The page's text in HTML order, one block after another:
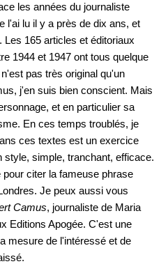
les années du journaliste
l'ai lu il y a près de dix ans, et
165 articles et éditoriaux
1944 et 1947 ont tous quelque
pas très original qu'un
j'en suis bien conscient. Mais
et en particulier sa
En ces temps troublés, je
ces textes est un exercice
simple, tranchant, efficace.
citer la fameuse phrase
Je peux aussi vous
Camus, journaliste de Maria
Editions Apogée. C'est une
mesure de l'intéressé et de